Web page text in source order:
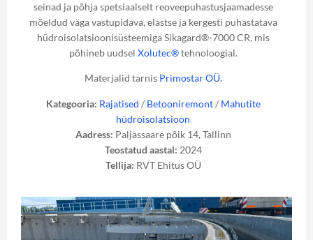
seinad ja põhja spetsiaalselt reoveepuhastusjaamadesse
mõeldud väga vastupidava, elastse ja kergesti puhastatava
hüdroisolatsioonisüsteemiga Sikagard®-7000 CR, mis
põhineb uudsel Xolutec®tehnoloogial.
Materjalid tarnis Primostar OÜ.
Kategooria: Rajatised / Betooniremont/ Mahutite
hüdroisolatsioon
Aadress: Paljassaare põik 14, Tallinn
Teostatud aastal: 2024
Tellija: RVT Ehitus OÜ